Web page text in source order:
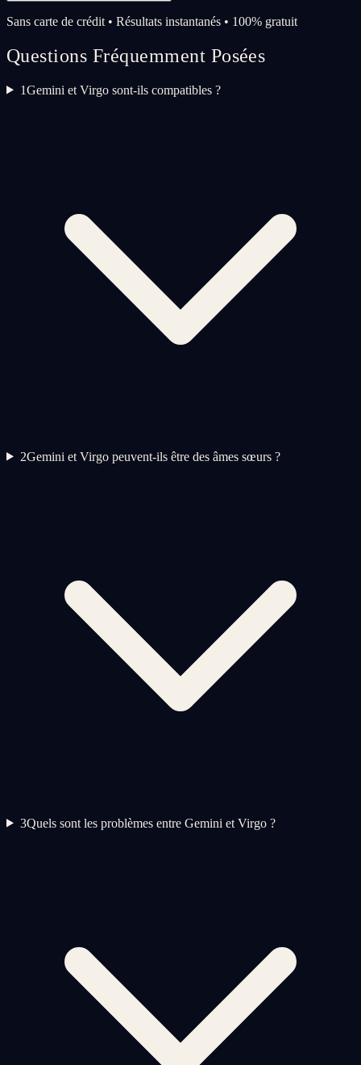
Sans carte de crédit • Résultats instantanés • 100% gratuit
Questions Fréquemment Posées
1Gemini et Virgo sont-ils compatibles ?
2Gemini et Virgo peuvent-ils être des âmes sœurs ?
3Quels sont les problèmes entre Gemini et Virgo ?